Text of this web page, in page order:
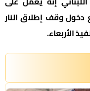
وقف إطلاق النار
الأربعاء.